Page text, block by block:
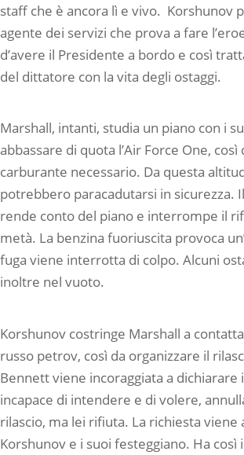
staff che è ancora lì e vivo. Korshunov
agente dei servizi che prova a fare
d’avere il Presidente a bordo e così
del dittatore con la vita degli ostaggi.
Marshall, intanti, studia un piano con i
abbassare di quota l’Air Force One,
carburante necessario. Da questa
potrebbero paracadutarsi in sicurezza.
rende conto del piano e interrompe il
metà. La benzina fuoriuscita provoca
fuga viene interrotta di colpo. Alcuni
inoltre nel vuoto.
Korshunov costringe Marshall a
russo petrov, così da organizzare il
Bennett viene incoraggiata a dichiarare
incapace di intendere e di volere,
rilascio, ma lei rifiuta. La richiesta viene
Korshunov e i suoi festeggiano. Ha così